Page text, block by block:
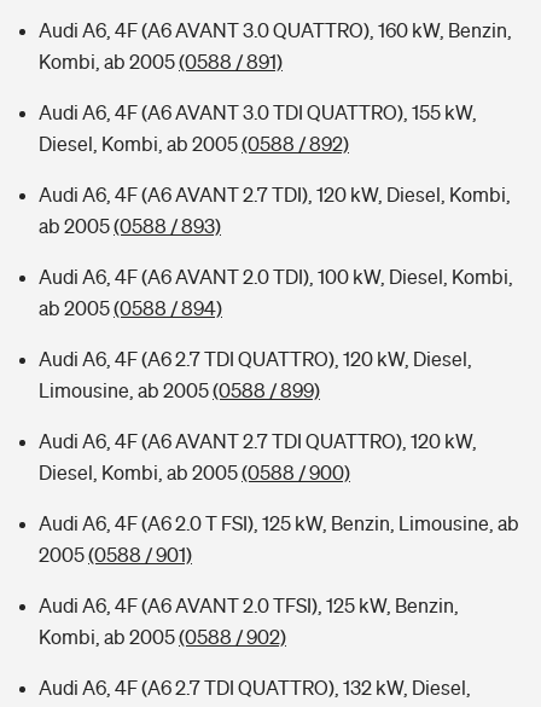
Audi A6, 4F (A6 AVANT 3.0 QUATTRO), 160 kW, Benzin,
Kombi, ab 2005(0588 / 891)
Audi A6, 4F (A6 AVANT 3.0 TDI QUATTRO), 155 kW,
Diesel, Kombi, ab 2005(0588 / 892)
Audi A6, 4F (A6 AVANT 2.7 TDI), 120 kW, Diesel, Kombi,
ab 2005(0588 / 893)
Audi A6, 4F (A6 AVANT 2.0 TDI), 100 kW, Diesel, Kombi,
ab 2005(0588 / 894)
Audi A6, 4F (A6 2.7 TDI QUATTRO), 120 kW, Diesel,
Limousine, ab 2005(0588 / 899)
Audi A6, 4F (A6 AVANT 2.7 TDI QUATTRO), 120 kW,
Diesel, Kombi, ab 2005(0588 / 900)
Audi A6, 4F (A6 2.0 T FSI), 125 kW, Benzin, Limousine, ab
2005(0588 / 901)
Audi A6, 4F (A6 AVANT 2.0 TFSI), 125 kW, Benzin,
Kombi, ab 2005(0588 / 902)
Audi A6, 4F (A6 2.7 TDI QUATTRO), 132 kW, Diesel,